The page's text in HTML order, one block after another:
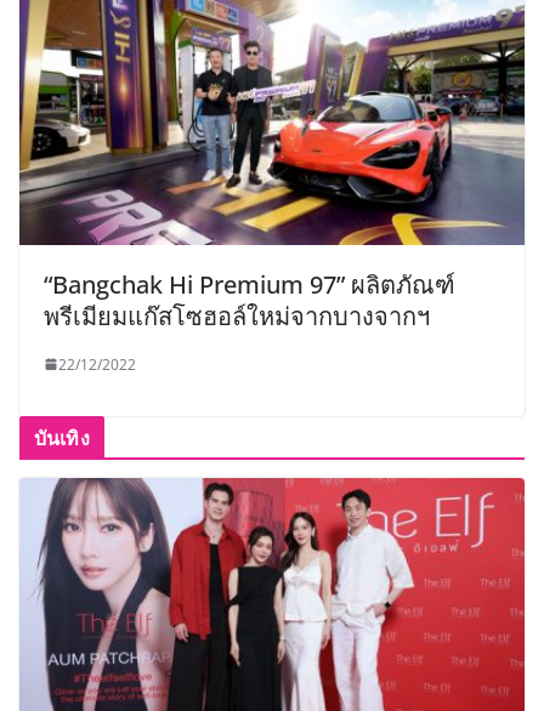
“Bangchak Hi Premium 97” ผลิตภัณฑ์
พรีเมียมแก๊สโซฮอล์ใหม่จากบางจากฯ
22/12/2022
บันเทิง